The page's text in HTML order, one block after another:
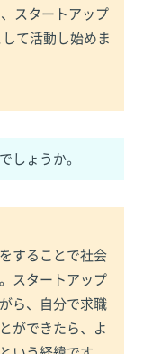
スタートアップ
て活動し始めま
しょうか。
することで社会
スタートアップ
ら、自分で求職
ができたら、よ